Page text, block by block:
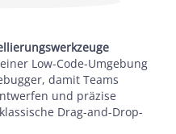
Low-Code-Umgebung
damit Teams
und präzise
Drag-and-Drop-